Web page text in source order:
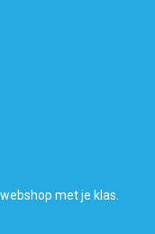
met je klas.